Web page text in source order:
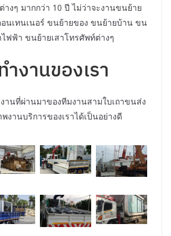
างๆ มากกว่า 10 ปี ไม่ว่าจะงานขนย้าย
อนเทนเนอร์ ขนย้ายของ ขนย้ายบ้าน ขน
ฟฟ้า ขนย้ายเสาโทรศัพท์ต่างๆ
ำงานของเรา
านที่ผ่านมาของทีมงานสามใบเถาขนส่ง
งานบริการของเราได้เป็นอย่างดี